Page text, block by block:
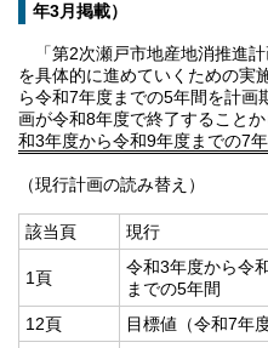
年3月掲載）
「第2次瀬戸市地産地消推進
を具体的に進めていくための実
ら令和7年度までの5年間を計
画が令和8年度で終了すること
和3年度から令和9年度までの7
（現行計画の読み替え）
該当頁 現行
1頁
令和3年度から令
までの5年間
12頁
目標値（令和7年度